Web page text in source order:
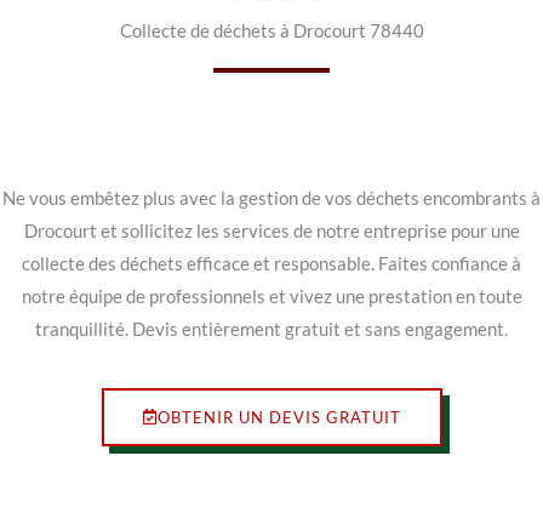
Collecte de déchets à Drocourt 78440
Ne vous embêtez plus avec la gestion de vos déchets encombrants à
Drocourt et sollicitez les services de notre entreprise pour une
collecte des déchets efficace et responsable. Faites confiance à
notre équipe de professionnels et vivez une prestation en toute
tranquillité. Devis entièrement gratuit et sans engagement.
OBTENIR UN DEVIS GRATUIT